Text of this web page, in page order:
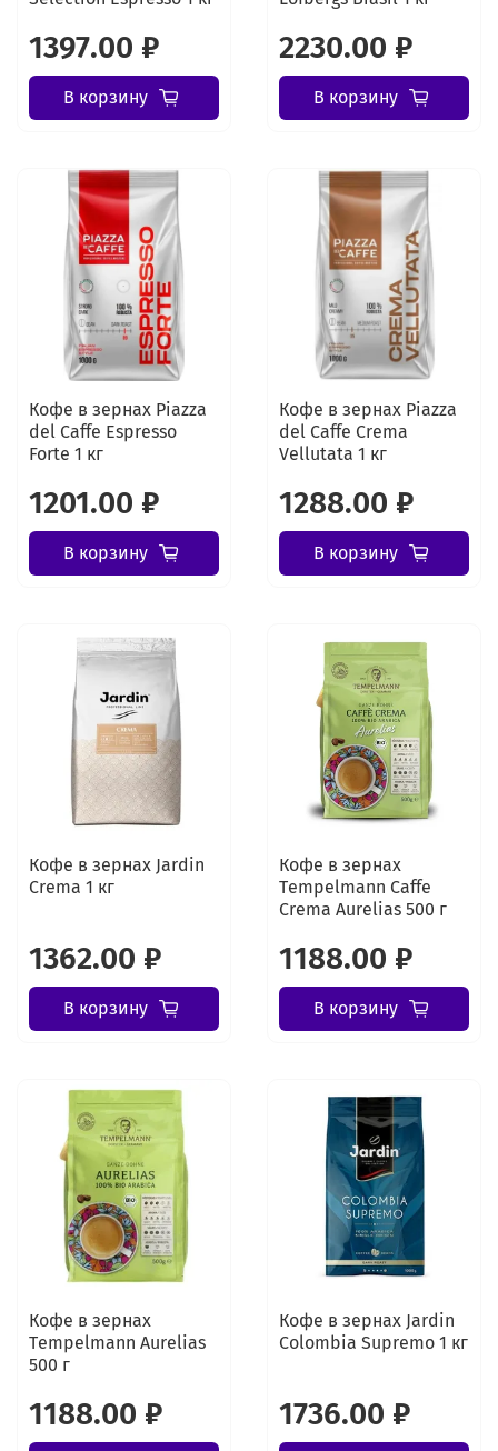
1397.00 ₽
В корзину
2230.00 ₽
В корзину
Кофе в зернах Piazza
del Caffe Espresso
Forte 1 кг
1201.00 ₽
В корзину
Кофе в зернах Piazza
del Caffe Crema
Vellutata 1 кг
1288.00 ₽
В корзину
Кофе в зернах Jardin
Crema 1 кг
1362.00 ₽
В корзину
Кофе в зернах
Tеmpelmann Caffe
Crema Aurelias 500 г
1188.00 ₽
В корзину
Кофе в зернах
Tеmpelmann Aurelias
500 г
1188.00 ₽
Кофе в зернах Jardin
Colombia Supremo 1 кг
1736.00 ₽